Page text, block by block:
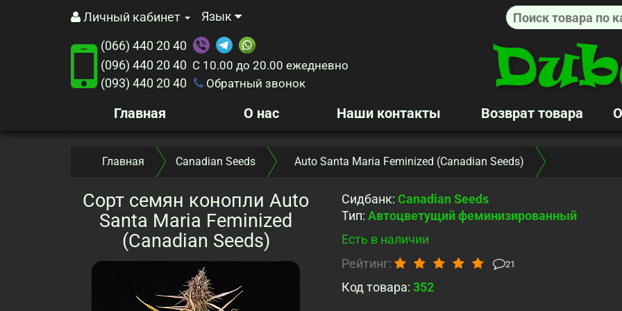
Личный кабинет
Язык
(066) 440 20 40
(096) 440 20 40 С 10.00 до 20.00 ежедневно
(093) 440 20 40 Обратный звонок
Главная О нас Наши контакты Возврат товара
Главная Canadian Seeds Auto Santa Maria Feminized (Canadian Seeds)
Сорт семян конопли Auto
Santa Maria Feminized
(Canadian Seeds)
Сидбанк: Canadian Seeds
Тип: Автоцветущий феминизированный
Есть в наличии
Рейтинг:
21
Код товара: 352